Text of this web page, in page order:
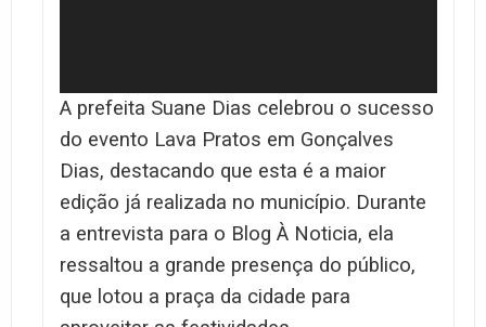
A prefeita Suane Dias celebrou o sucesso
do evento Lava Pratos em Gonçalves
Dias, destacando que esta é a maior
edição já realizada no município. Durante
a entrevista para o Blog À Noticia, ela
ressaltou a grande presença do público,
que lotou a praça da cidade para